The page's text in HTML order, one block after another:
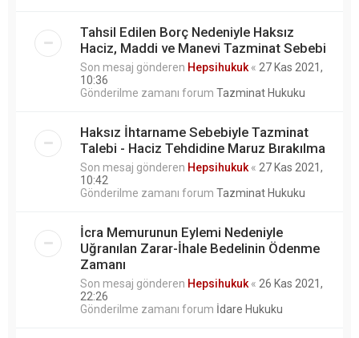
Tahsil Edilen Borç Nedeniyle Haksız
Haciz, Maddi ve Manevi Tazminat Sebebi
Son mesaj gönderen Hepsihukuk « 27 Kas 2021,
10:36
Gönderilme zamanı forum Tazminat Hukuku
Haksız İhtarname Sebebiyle Tazminat
Talebi - Haciz Tehdidine Maruz Bırakılma
Son mesaj gönderen Hepsihukuk « 27 Kas 2021,
10:42
Gönderilme zamanı forum Tazminat Hukuku
İcra Memurunun Eylemi Nedeniyle
Uğranılan Zarar-İhale Bedelinin Ödenme
Zamanı
Son mesaj gönderen Hepsihukuk « 26 Kas 2021,
22:26
Gönderilme zamanı forum İdare Hukuku